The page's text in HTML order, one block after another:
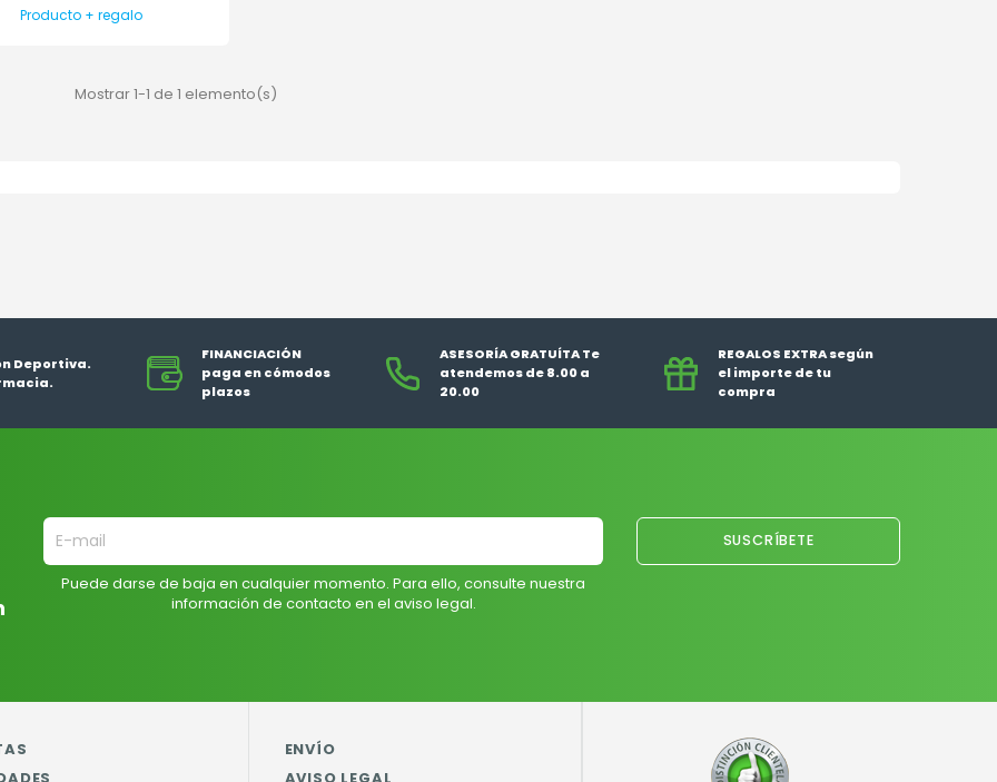
Producto + regalo
Mostrar 1-1 de 1 elemento(s)
Deportiva.
FINANCIACIÓN
paga en cómodos
plazos
ASESORÍA GRATUÍTA Te
atendemos de 8.00 a
20.00
REGALOS EXTRA según
el importe de tu
compra
Puede darse de baja en cualquier momento. Para ello, consulte nuestra
información de contacto en el aviso legal.
ENVÍO